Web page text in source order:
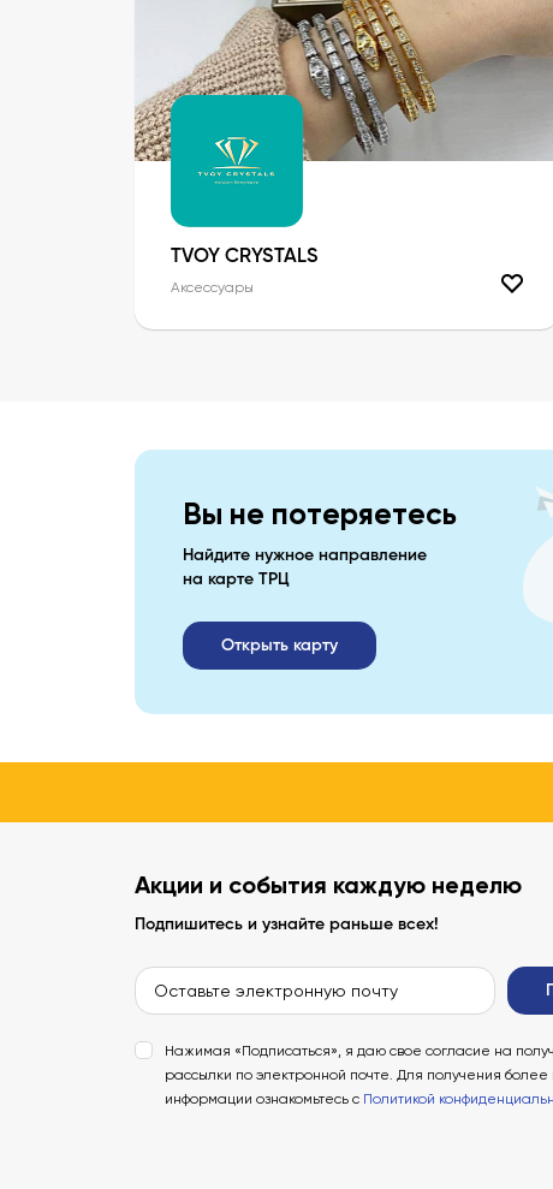
TVOY CRYSTALS
Аксессуары
Вы не потеряетесь
Найдите нужное направление
на карте ТРЦ
Открыть карту
Акции и события каждую неделю
Подпишитесь и узнайте раньше всех!
Нажимая «Подписаться», я даю свое согласие на
рассылки по электронной почте. Для получения более
информации ознакомьтесь с Политикой